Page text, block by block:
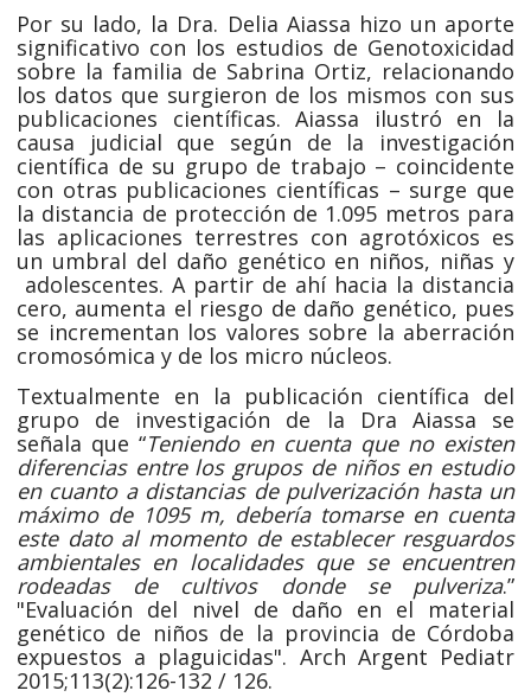
Por su lado, la Dra. Delia Aiassa hizo un aporte
significativo con los estudios de Genotoxicidad
sobre la familia de Sabrina Ortiz, relacionando
los datos que surgieron de los mismos con sus
publicaciones científicas. Aiassa ilustró en la
causa judicial que según de la investigación
científica de su grupo de trabajo – coincidente
con otras publicaciones científicas – surge que
la distancia de protección de 1.095 metros para
las aplicaciones terrestres con agrotóxicos es
un umbral del daño genético en niños, niñas y
adolescentes. A partir de ahí hacia la distancia
cero, aumenta el riesgo de daño genético, pues
se incrementan los valores sobre la aberración
cromosómica y de los micro núcleos.
Textualmente en la publicación científica del
grupo de investigación de la Dra Aiassa se
señala que “Teniendo en cuenta que no existen
diferencias entre los grupos de niños en estudio
en cuanto a distancias de pulverización hasta un
máximo de 1095 m, debería tomarse en cuenta
este dato al momento de establecer resguardos
ambientales en localidades que se encuentren
rodeadas de cultivos donde se pulveriza.”
"Evaluación del nivel de daño en el material
genético de niños de la provincia de Córdoba
expuestos a plaguicidas". Arch Argent Pediatr
2015;113(2):126-132 / 126.